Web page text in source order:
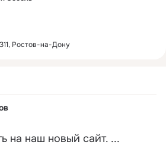
на наш новый сайт. ...
Ростов-на-Дону